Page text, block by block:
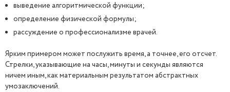
выведение алгоритмической функции;
определение физической формулы;
рассуждение о профессионализме врачей.
Ярким примером может послужить время, а точнее, его отсчет.
Стрелки, указывающие на часы, минуты и секунды являются
ничем иным, как материальным результатом абстрактных
умозаключений.